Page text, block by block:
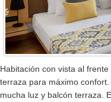
Habitación con vista al
terraza para máximo
mucha luz y balcón terraza.